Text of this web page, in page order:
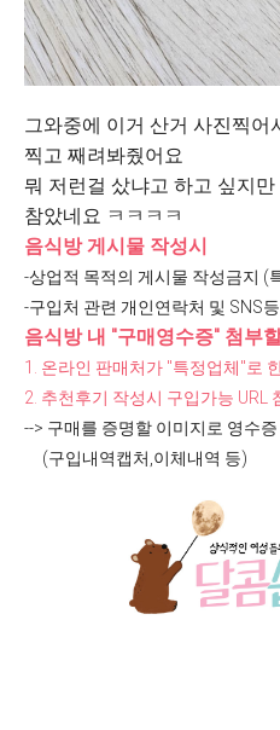
그와중에 이거 산거 사진찍어
찍고 째려봐줬어요
뭐 저런걸 샀냐고 하고 싶지
참았네요 ㅋㅋㅋㅋ
음식방 게시물 작성시
-상업적 목적의 게시물 작성금지 (
-구입처 관련 개인연락처 및 SNS
음식방 내 "구매영수증" 첨부
1. 온라인 판매처가 "특정업체"로
2. 추천후기 작성시 구입가능 URL
--> 구매를 증명할 이미지로 영수
(구입내역캡처,이체내역 등)